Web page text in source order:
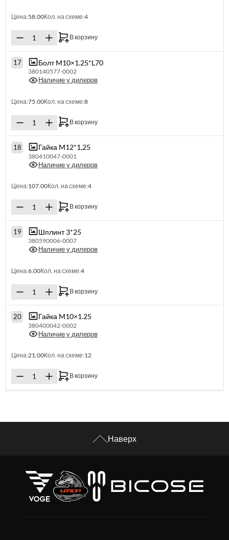
Цена:58.00Кол. на схеме:4
В корзину
17 Болт M10×1.25*L70
380140577-0002
Наличие у дилеров
Цена:75.00Кол. на схеме:8
В корзину
18 Гайка M12*1,25
380410047-0001
Наличие у дилеров
Цена:107.00Кол. на схеме:4
В корзину
19 Шплинт 3*25
380590006-0007
Наличие у дилеров
Цена:6.00Кол. на схеме:4
В корзину
20 Гайка M10×1.25
380400042-0002
Наличие у дилеров
Цена:21.00Кол. на схеме:12
В корзину
Наверх